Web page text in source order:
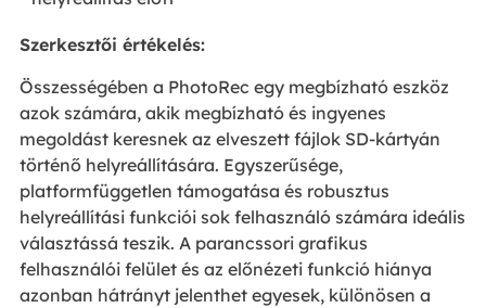
Szerkesztői értékelés:
Összességében a PhotoRec egy megbízható eszköz
azok számára, akik megbízható és ingyenes
megoldást keresnek az elveszett fájlok SD-kártyán
történő helyreállítására. Egyszerűsége,
platformfüggetlen támogatása és robusztus
helyreállítási funkciói sok felhasználó számára ideális
választássá teszik. A parancssori grafikus
felhasználói felület és az előnézeti funkció hiánya
azonban hátrányt jelenthet egyesek, különösen a